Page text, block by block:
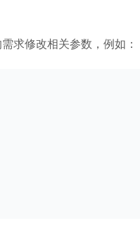
求修改相关参数，例如：